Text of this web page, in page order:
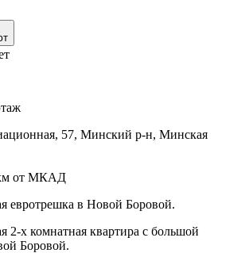
57, Минский р-н, Минская
от МКАД
евротрешка в Новой Боровой.
2-х комнатная квартира с большой
Боровой.